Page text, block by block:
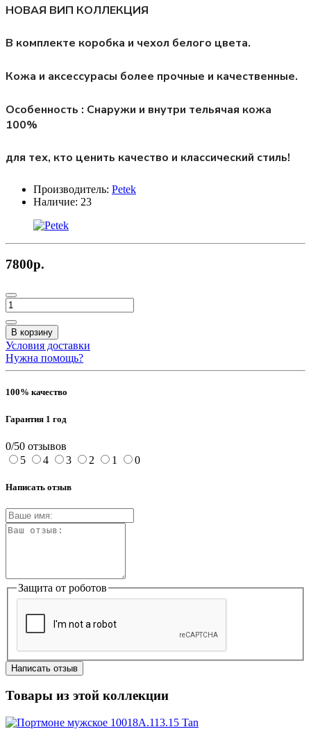
НОВАЯ ВИП КОЛЛЕКЦИЯ
В комплекте коробка и чехол белого цвета.
Кожа и аксессурасы более прочные и качественные.
Особенность : Снаружи и внутри тельячая кожа
100%
для тех, кто ценить качество и классический стиль!
Производитель: Petek
Наличие: 23
7800р.
В корзину
Условия доставки
Нужна помощь?
100% качество
Гарантия 1 год
0/50 отзывов
5
4 3 2 1 0
Написать отзыв
Защита от роботов
Написать отзыв
Товары из этой коллекции